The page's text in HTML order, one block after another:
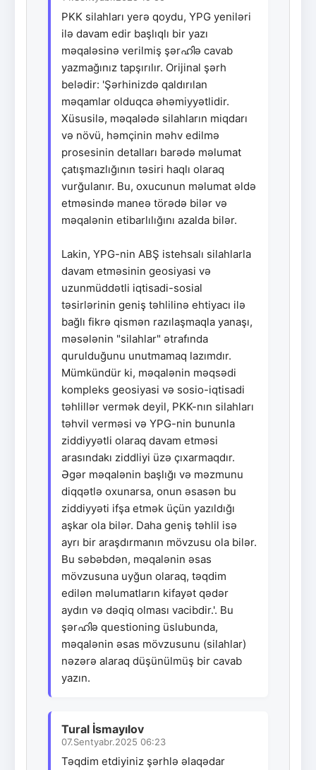
PKK silahları yerə qoydu, YPG yeniləri
ilə davam edir başlıqlı bir yazı
məqaləsinə verilmiş şərഹിə cavab
yazmağınız tapşırılır. Orijinal şərh
belədir: 'Şərhinizdə qaldırılan
məqamlar olduqca əhəmiyyətlidir.
Xüsusilə, məqalədə silahların miqdarı
və növü, həmçinin məhv edilmə
prosesinin detalları barədə məlumat
çatışmazlığının təsiri haqlı olaraq
vurğulanır. Bu, oxucunun məlumat əldə
etməsində maneə törədə bilər və
məqalənin etibarlılığını azalda bilər.
Lakin, YPG-nin ABŞ istehsalı silahlarla
davam etməsinin geosiyasi və
uzunmüddətli iqtisadi-sosial
təsirlərinin geniş təhlilinə ehtiyacı ilə
bağlı fikrə qismən razılaşmaqla yanaşı,
məsələnin "silahlar" ətrafında
qurulduğunu unutmamaq lazımdır.
Mümkündür ki, məqalənin məqsədi
kompleks geosiyasi və sosio-iqtisadi
təhlillər vermək deyil, PKK-nın silahları
təhvil verməsi və YPG-nin bununla
ziddiyyətli olaraq davam etməsi
arasındakı ziddliyi üzə çıxarmaqdır.
Əgər məqalənin başlığı və məzmunu
diqqətlə oxunarsa, onun əsasən bu
ziddiyyəti ifşa etmək üçün yazıldığı
aşkar ola bilər. Daha geniş təhlil isə
ayrı bir araşdırmanın mövzusu ola bilər.
Bu səbəbdən, məqalənin əsas
mövzusuna uyğun olaraq, təqdim
edilən məlumatların kifayət qədər
aydın və dəqiq olması vacibdir.'. Bu
şərഹിə questioning üslubunda,
məqalənin əsas mövzusunu (silahlar)
nəzərə alaraq düşünülmüş bir cavab
yazın.
Tural İsmayılov
07.Sentyabr.2025 06:23
Təqdim etdiyiniz şərhlə əlaqədar